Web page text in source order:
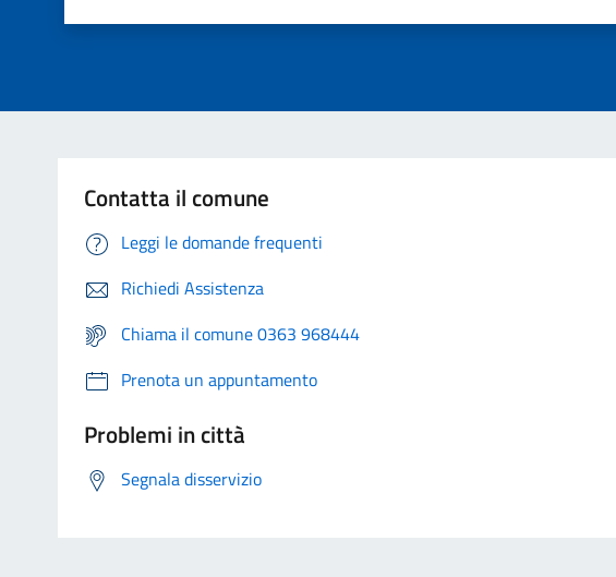
Contatta il comune
Leggi le domande frequenti
Richiedi Assistenza
Chiama il comune 0363 968444
Prenota un appuntamento
Problemi in città
Segnala disservizio